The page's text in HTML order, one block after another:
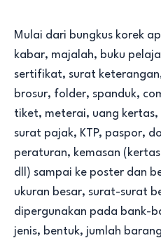
Mulai dari bungkus korek
kabar, majalah, buku
sertifikat, surat
brosur, folder, spanduk,
tiket, meterai, uang kertas,
surat pajak, KTP, paspor,
peraturan, kemasan
dll) sampai ke poster dan
ukuran besar, surat-surat
dipergunakan pada bank-
jenis, bentuk, jumlah